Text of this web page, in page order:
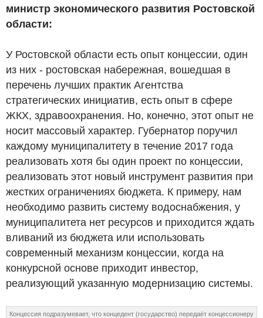
министр экономического развития Ростовской
области:
У Ростовской области есть опыт концессии, один
из них - ростовская набережная, вошедшая в
перечень лучших практик Агентства
стратегических инициатив, есть опыт в сфере
ЖКХ, здравоохранения. Но, конечно, этот опыт не
носит массовый характер. Губернатор поручил
каждому муниципалитету в течение 2017 года
реализовать хотя бы один проект по концессии,
реализовать этот новый инструмент развития при
жестких ограничениях бюджета. К примеру, нам
необходимо развить систему водоснабжения, у
муниципалитета нет ресурсов и приходится ждать
вливаний из бюджета или использовать
современный механизм концессии, когда на
конкурсной основе приходит инвестор,
реализующий указанную модернизацию системы.
Концессия подразумевает, что концедент (государство) передаёт концессионеру